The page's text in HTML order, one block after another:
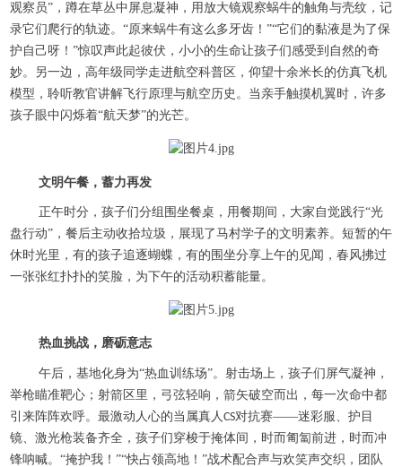
观察员”，蹲在草丛中屏息凝神，用放大镜观察蜗牛的触角与壳纹，记
录它们爬行的轨迹。“原来蜗牛有这么多牙齿！”“它们的黏液是为了保
护自己呀！”惊叹声此起彼伏，小小的生命让孩子们感受到自然的奇
妙。另一边，高年级同学走进航空科普区，仰望十余米长的仿真飞机
模型，聆听教官讲解飞行原理与航空历史。当亲手触摸机翼时，许多
孩子眼中闪烁着“航天梦”的光芒。
文明午餐，蓄力再发
正午时分，孩子们分组围坐餐桌，用餐期间，大家自觉践行“光
盘行动”，餐后主动收拾垃圾，展现了马村学子的文明素养。短暂的午
休时光里，有的孩子追逐蝴蝶，有的围坐分享上午的见闻，春风拂过
一张张红扑扑的笑脸，为下午的活动积蓄能量。
热血挑战，磨砺意志
午后，基地化身为“热血训练场”。射击场上，孩子们屏气凝神，
举枪瞄准靶心；射箭区里，弓弦轻响，箭矢破空而出，每一次命中都
引来阵阵欢呼。最激动人心的当属真人 CS对抗赛——迷彩服、护目
镜、激光枪装备齐全，孩子们穿梭于掩体间，时而匍匐前进，时而冲
锋呐喊。“掩护我！”“快占领高地！”战术配合声与欢笑声交织，团队